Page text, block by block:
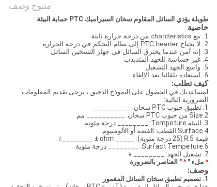
منتوج وصف
طويلة يؤدي السائل المقاوم سخان السيراميك PTC حماية البيئة
خاصية
1. مع charcteristics من درجة حرارة ثابتة
2. لا يحتاج PTC hearter إلى نظام التحكم في درجة الحرارة
3. إنه آمن عندما يحترق السائل في جهاز التسخين السائل
4. غير حساسة للجهد المتذبذب
5. واسع الجهد التشغيل
6. استعادة تلقائيا بعد الإلغاء
كيف تطلب:
لمساعدتك في الحصول على النموذج الدقيق ، يرجى تقديم المعلومات
الضرورية التالية:
1. تطبيق حبوب PTC سخان: __________
2.Size من حبوب PTC سخان: __________ مم
3. البيئة Tempeture: ________ درجة مئوية
4.Surface القطب: الفضة أو الألومنيوم
قيمة 5.R (25 درجة مئوية): _____ ohm ± ________٪
6.Surfact Tempeture: ________ درجة مئوية
7. تشغيل الجهد: ________ v
*ملء "*" العناصر بالضرورة
وصف:
1. تصميم تطبيق سخان السائل المغمور